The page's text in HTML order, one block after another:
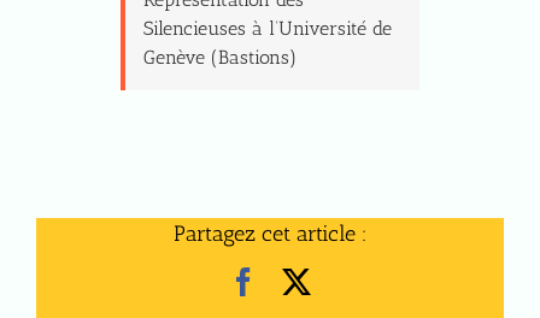
Silencieuses à l’Université de
Genève (Bastions)
Partagez cet article :
Facebook